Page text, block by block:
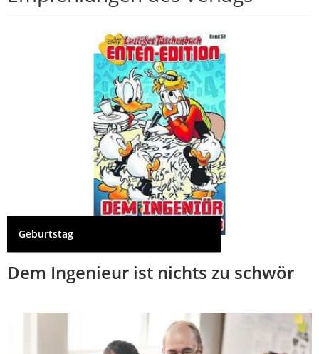
Geburtstag
Dem Ingenieur ist nichts zu schwör